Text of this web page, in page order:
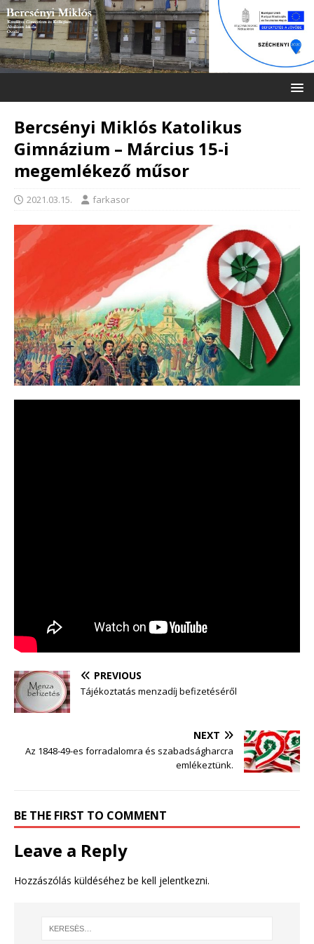
Bercsényi Miklós Katolikus
Gimnázium – Március 15-i
megemlékező műsor
2021.03.15. farkasor
PREVIOUS
Tájékoztatás menzadíj befizetéséről
NEXT
Az 1848-49-es forradalomra és szabadságharcra
emlékeztünk.
BE THE FIRST TO COMMENT
Leave a Reply
Hozzászólás küldéséhez be kell jelentkezni.